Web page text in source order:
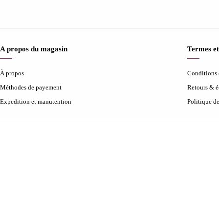
A propos du magasin
À propos
Méthodes de payement
Expedition et manutention
Termes
Conditions
Retours &
Politique